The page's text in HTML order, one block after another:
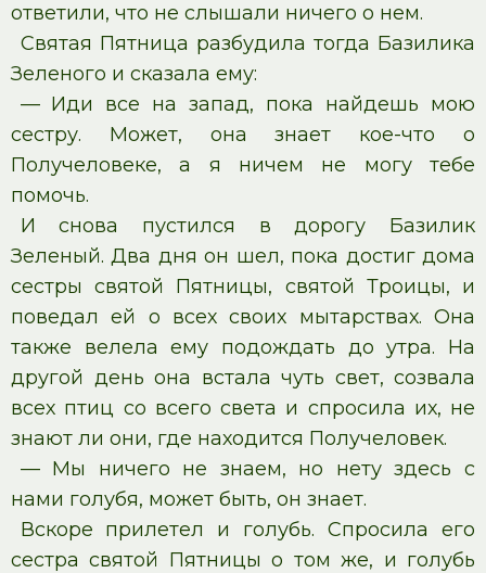
ответили, что не слышали ничего о нем.
Святая Пятница разбудила тогда Базилика
Зеленого и сказала ему:
— Иди все на запад, пока найдешь мою
сестру. Может, она знает кое-что о
Получеловеке, а я ничем не могу тебе
помочь.
И снова пустился в дорогу Базилик
Зеленый. Два дня он шел, пока достиг дома
сестры святой Пятницы, святой Троицы, и
поведал ей о всех своих мытарствах. Она
также велела ему подождать до утра. На
другой день она встала чуть свет, созвала
всех птиц со всего света и спросила их, не
знают ли они, где находится Получеловек.
— Мы ничего не знаем, но нету здесь с
нами голубя, может быть, он знает.
Вскоре прилетел и голубь. Спросила его
сестра святой Пятницы о том же, и голубь